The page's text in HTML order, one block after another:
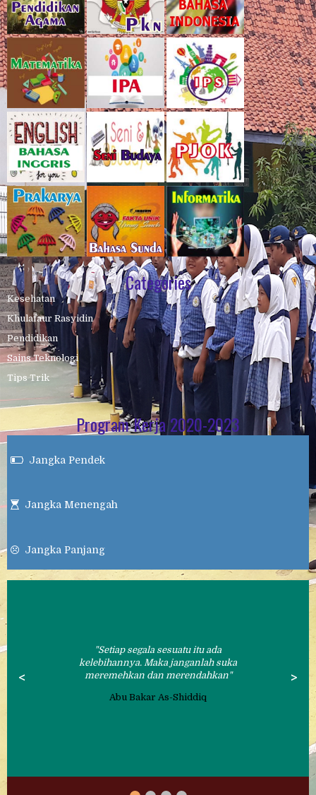
Categories
Kesehatan
Khulafaur Rasyidin
Pendidikan
Sains Teknologi
Tips Trik
Program Kerja 2020-2023
 Jangka Pendek
 Jangka Menengah
 Jangka Panjang
Setiap segala sesuatu itu ada
kelebihannya. Maka janganlah suka
meremehkan dan merendahkan
Abu Bakar As-Shiddiq
< >